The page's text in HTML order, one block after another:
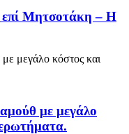
επί Μητσοτάκη – Η
με μεγάλο